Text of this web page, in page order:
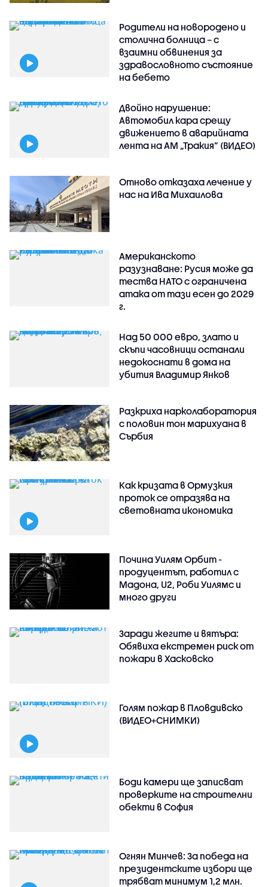
Родители на новородено и
столична болница – с
взаимни обвинения за
здравословното състояние
на бебето
Двойно нарушение:
Автомобил кара срещу
движението в аварийната
лента на АМ „Тракия” (ВИДЕО)
Отново отказаха лечение у
нас на Ива Михаилова
Американското
разузнаване: Русия може да
тества НАТО с ограничена
атака от тази есен до 2029
г.
Над 50 000 евро, злато и
скъпи часовници останали
недокоснати в дома на
убития Владимир Янков
Разкриха нарколаборатория
с половин тон марихуана в
Сърбия
Как кризата в Ормузкия
проток се отразява на
световната икономика
Почина Уилям Орбит -
продуцентът, работил с
Мадона, U2, Роби Уилямс и
много други
Заради жегите и вятъра:
Обявиха екстремен риск от
пожари в Хасковско
Голям пожар в Пловдивско
(ВИДЕО+СНИМКИ)
Боди камери ще записват
проверките на строителни
обекти в София
Огнян Минчев: За победа на
президентските избори ще
трябват минимум 1,2 млн.